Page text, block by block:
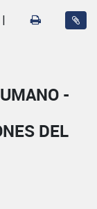
|
-
DEL